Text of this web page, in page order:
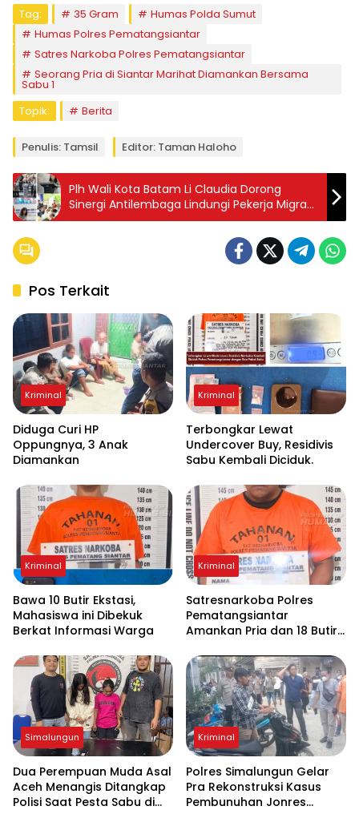
Tag: 35 Gram
Humas Polda Sumut
Humas Polres Pematangsiantar
Satres Narkoba Polres Pematangsiantar
Seorang Pria di Siantar Marihat Diamankan Bersama
Sabu 1
Topik:
Berita
Penulis: Tamsil Editor: Taman Haloho
Plh Wali Kota Batam Li Claudia Dorong
Sinergi Antilembaga Lindungi Pekerja Migran
dan Cegah TPPO
Pos Terkait
Kriminal
Diduga Curi HP
Oppungnya, 3 Anak
Diamankan
Kriminal
Terbongkar Lewat
Undercover Buy, Residivis
Sabu Kembali Diciduk.
Kriminal
Bawa 10 Butir Ekstasi,
Mahasiswa ini Dibekuk
Berkat Informasi Warga
Kriminal
Satresnarkoba Polres
Pematangsiantar
Amankan Pria dan 18 Butir
Simalungun
Dua Perempuan Muda Asal
Aceh Menangis Ditangkap
Polisi Saat Pesta Sabu di
Kriminal
Polres Simalungun Gelar
Pra Rekonstruksi Kasus
Pembunuhan Jonres